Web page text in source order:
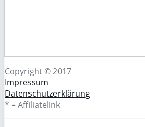
Copyright © 2017
Impressum
Datenschutzerklärung
* = Affiliatelink